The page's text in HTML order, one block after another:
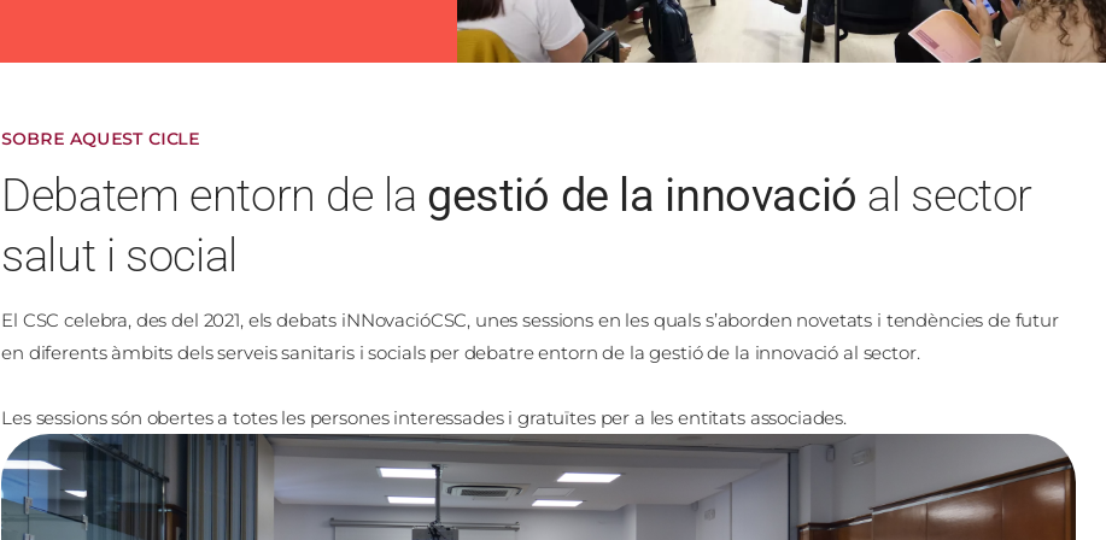
SOBRE AQUEST CICLE
Debatem entorn de la gestió de la innovació al sector
salut i social
El CSC celebra, des del 2021, els debats iNNovacióCSC, unes sessions en les quals s’aborden novetats i tendències de futur
en diferents àmbits dels serveis sanitaris i socials per debatre entorn de la gestió de la innovació al sector.​
Les sessions són obertes a totes les persones interessades i gratuïtes per a les entitats associades.
Imatge